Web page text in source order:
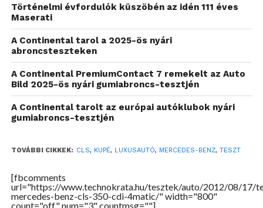
hátul a két különálló ülésnél a fejtér korlátozott. 180
centiméter magas embernek már kifejezetten
kellemetlen ott ülni, tehát ekkor már nem javíthat a
bizonyítványon a szép megmunkálás sem.
Rekeszekben, ötletes tartókban nincs hiány, az 520
literes csomagtartó is elegendő lehet a négy utas
összes csomagjának, de egy kicsit elnyújtott a
kialakítása. Nagyon kényelmes a CLS-ben utazni, a
menetzajok jelentős része is ki van rekesztve az
A tesztautóban a németek motorbüszkesége
teljesített szolgálatot, a háromliteres turbódízel 265
Történelmi évfordulók küszöbén az idén 111 éves
Maserati
A Continental tarol a 2025-ös nyári
abroncsteszteken
A Continental PremiumContact 7 remekelt az Auto
Bild 2025-ös nyári gumiabroncs-tesztjén
A Continental tarolt az európai autóklubok nyári
gumiabroncs-tesztjén
TOVÁBBI CIKKEK: CLS, KUPÉ, LUXUSAUTÓ, MERCEDES-BENZ, TESZT
[fbcomments
url="https://www.technokrata.hu/tesztek/auto/2012/08/17/
mercedes-benz-cls-350-cdi-4matic/" width="800"
count="off" num="3" countmsg=""]